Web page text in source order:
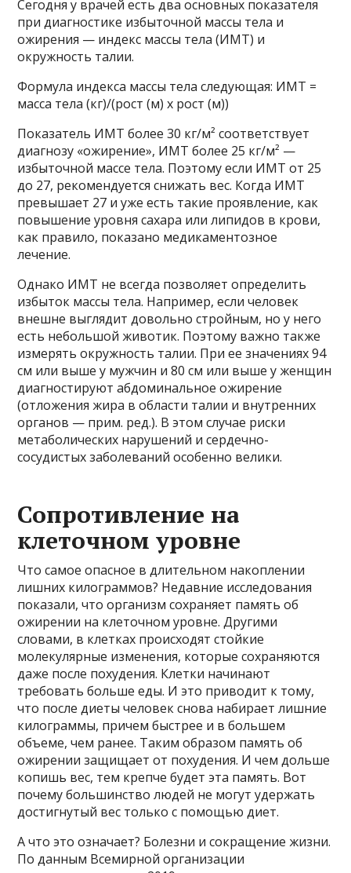
Сегодня у врачей есть два основных показателя
при диагностике избыточной массы тела и
ожирения — индекс массы тела (ИМТ) и
окружность талии.
Формула индекса массы тела следующая: ИМТ =
масса тела (кг)/(рост (м) х рост (м))
Показатель ИМТ более 30 кг/м² соответствует
диагнозу «ожирение», ИМТ более 25 кг/м² —
избыточной массе тела. Поэтому если ИМТ от 25
до 27, рекомендуется снижать вес. Когда ИМТ
превышает 27 и уже есть такие проявление, как
повышение уровня сахара или липидов в крови,
как правило, показано медикаментозное
лечение.
Однако ИМТ не всегда позволяет определить
избыток массы тела. Например, если человек
внешне выглядит довольно стройным, но у него
есть небольшой животик. Поэтому важно также
измерять окружность талии. При ее значениях 94
см или выше у мужчин и 80 см или выше у женщин
диагностируют абдоминальное ожирение
(отложения жира в области талии и внутренних
органов — прим. ред.). В этом случае риски
метаболических нарушений и сердечно-
сосудистых заболеваний особенно велики.
Сопротивление на
клеточном уровне
Что самое опасное в длительном накоплении
лишних килограммов? Недавние исследования
показали, что организм сохраняет память об
ожирении на клеточном уровне. Другими
словами, в клетках происходят стойкие
молекулярные изменения, которые сохраняются
даже после похудения. Клетки начинают
требовать больше еды. И это приводит к тому,
что после диеты человек снова набирает лишние
килограммы, причем быстрее и в большем
объеме, чем ранее. Таким образом память об
ожирении защищает от похудения. И чем дольше
копишь вес, тем крепче будет эта память. Вот
почему большинство людей не могут удержать
достигнутый вес только с помощью диет.
А что это означает? Болезни и сокращение жизни.
По данным Всемирной организации